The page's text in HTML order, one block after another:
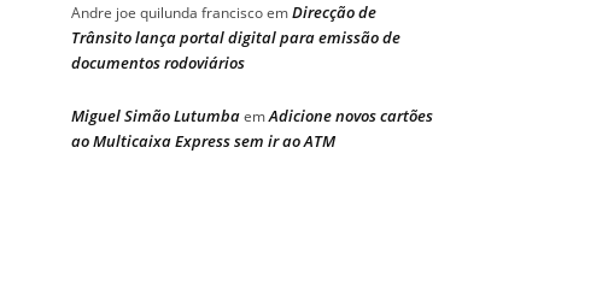
Andre joe quilunda franciscoemDirecção de
Trânsito lança portal digital para emissão de
documentos rodoviários
Miguel Simão LutumbaemAdicione novos cartões
ao Multicaixa Express sem ir ao ATM